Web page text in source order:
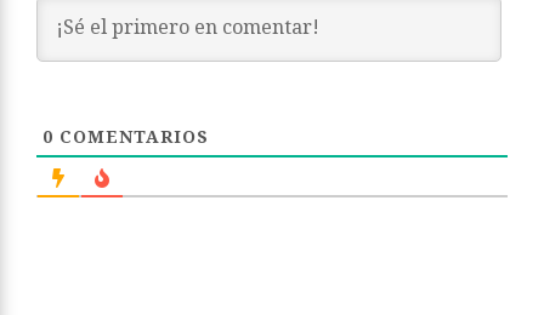
0 COMENTARIOS